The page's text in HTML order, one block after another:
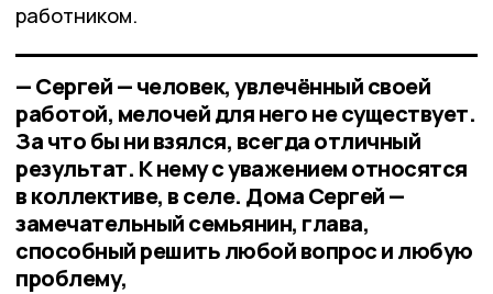
работником.
— Сергей — человек, увлечённый своей
работой, мелочей для него не существует.
За что бы ни взялся, всегда отличный
результат. К нему с уважением относятся
в коллективе, в селе. Дома Сергей —
замечательный семьянин, глава,
способный решить любой вопрос и любую
проблему,